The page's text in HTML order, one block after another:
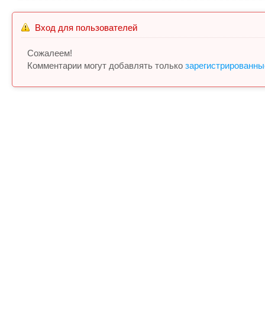
Вход для пользователей
Сожалеем!
Комментарии могут добавлять только